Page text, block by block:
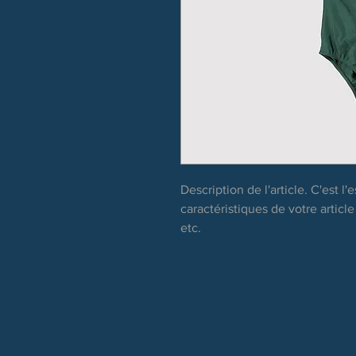
Description de l'article. C'est
caractéristiques de votre
etc.